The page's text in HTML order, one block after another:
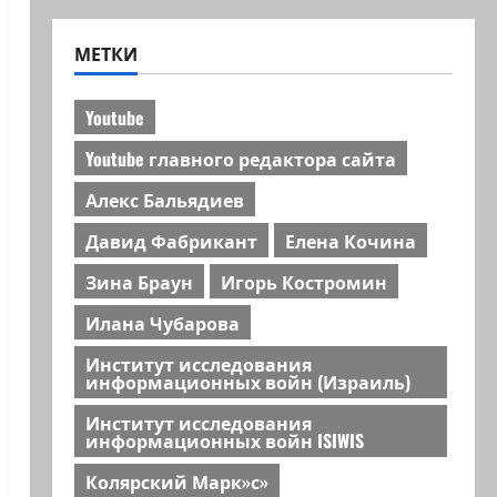
МЕТКИ
Youtube
Youtube главного редактора сайта
Алекс Бальядиев
Давид Фабрикант
Елена Кочина
Зина Браун
Игорь Костромин
Илана Чубарова
Институт исследования
информационных войн (Израиль)
Институт исследования
информационных войн ISIWIS
Колярский Марк»с»